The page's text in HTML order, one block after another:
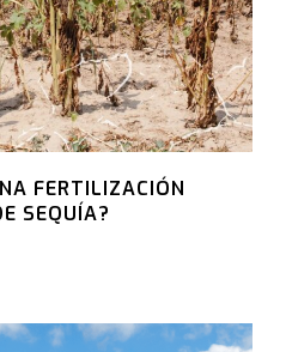
FERTILIZACIÓN
SEQUÍA?